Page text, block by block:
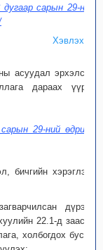
сарын 29-ний
Хэвлэх
асуудал эрхэлсэн
дараах үүрэг
29-ний өдрийн
бичгийн хэрэглээг
дүрэм,
22.1-д заасан
холбогдох бусад